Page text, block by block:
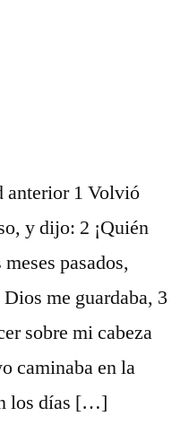
anterior 1 Volvió
y dijo: 2 ¡Quién
pasados,
me guardaba, 3
sobre mi cabeza
caminaba en la
los días […]